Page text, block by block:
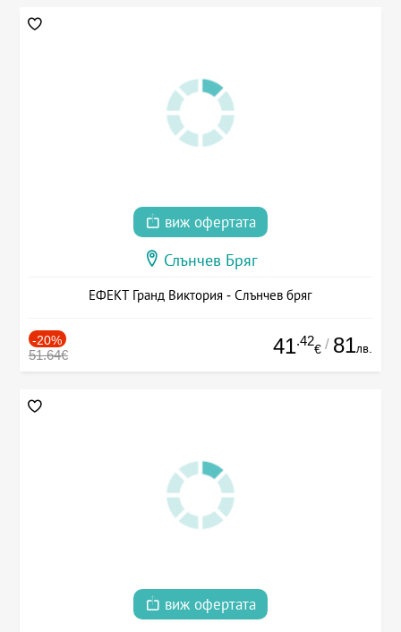
виж офертата
Слънчев Бряг
ЕФЕКТ Гранд Виктория - Слънчев бряг
-20%
51.64€ 41.42
€ / 81лв.
виж офертата